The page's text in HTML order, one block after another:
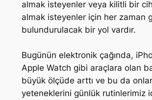
almak isteyenler veya kilitli bir
almak isteyenler için her zaman
bulundurulacak bir yol vardır.
Bugünün elektronik çağında,
Apple Watch gibi araçlara olan
büyük ölçüde arttı ve bu da
yeteneklerini günlük rutinlerimiz